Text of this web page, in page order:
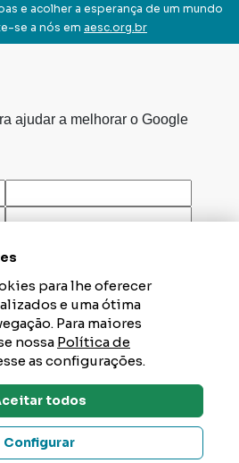
e acolher a esperança de um mundo
se a nós em aesc.org.br
Dúvidas? Tire Aqui
para lhe oferecer
e uma ótima
Para maiores
nossa Política de
as configurações.
todos
Configurar
ajudar a melhorar o Google